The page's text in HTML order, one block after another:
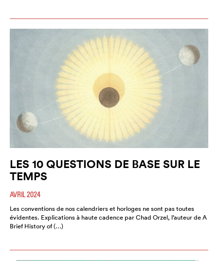
LES 10 QUESTIONS DE BASE SUR LE
TEMPS
AVRIL 2024
Les conventions de nos calendriers et horloges ne sont pas toutes
évidentes. Explications à haute cadence par Chad Orzel, l’auteur de A
Brief History of (…)